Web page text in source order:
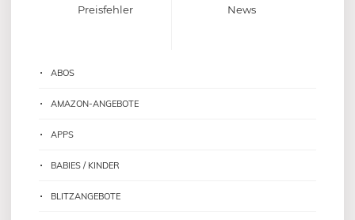
Preisfehler News
ABOS
AMAZON-ANGEBOTE
APPS
BABIES / KINDER
BLITZANGEBOTE